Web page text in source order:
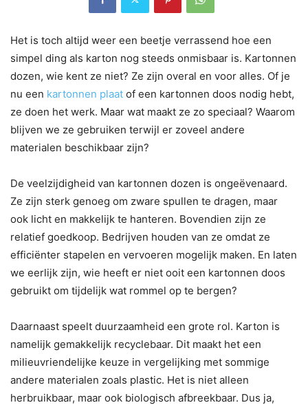
Het is toch altijd weer een beetje verrassend hoe een
simpel ding als karton nog steeds onmisbaar is. Kartonnen
dozen, wie kent ze niet? Ze zijn overal en voor alles. Of je
nu een kartonnen plaat of een kartonnen doos nodig hebt,
ze doen het werk. Maar wat maakt ze zo speciaal? Waarom
blijven we ze gebruiken terwijl er zoveel andere
materialen beschikbaar zijn?
De veelzijdigheid van kartonnen dozen is ongeëvenaard.
Ze zijn sterk genoeg om zware spullen te dragen, maar
ook licht en makkelijk te hanteren. Bovendien zijn ze
relatief goedkoop. Bedrijven houden van ze omdat ze
efficiënter stapelen en vervoeren mogelijk maken. En laten
we eerlijk zijn, wie heeft er niet ooit een kartonnen doos
gebruikt om tijdelijk wat rommel op te bergen?
Daarnaast speelt duurzaamheid een grote rol. Karton is
namelijk gemakkelijk recyclebaar. Dit maakt het een
milieuvriendelijke keuze in vergelijking met sommige
andere materialen zoals plastic. Het is niet alleen
herbruikbaar, maar ook biologisch afbreekbaar. Dus ja,